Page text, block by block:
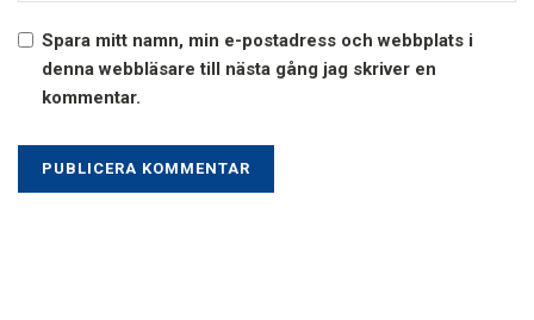
Spara mitt namn, min e-postadress och webbplats i
denna webbläsare till nästa gång jag skriver en
kommentar.